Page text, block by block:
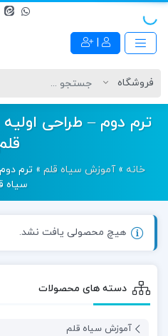
ترم دوم – طراحی
خانه »آموزش سیاه قلم » ترم
سیاه
هیچ محصولی یافت نشد.
دسته های محصولات
آموزش سیاه قلم